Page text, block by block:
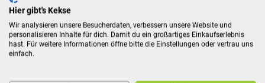
Ausschlussdiagnostik von
Thrombosen & Lungenembolien
Inhalt:10 Stück(€ 5,75 / 1
Stück)
von D-Dimeren
Inhalt:10 Stück(€ 10,31 /
Hier gibt's Kekse
Wir analysieren unsere Besucherdaten, verbessern unsere Website und
personalisieren Inhalte für dich. Damit du ein großartiges Einkaufserlebnis
hast. Für weitere Informationen öffne bitte die Einstellungen oder vertrau uns
einfach.